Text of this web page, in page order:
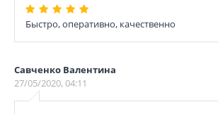
Быстро, оперативно, качественно
Савченко Валентина
27/05/2020, 04:11